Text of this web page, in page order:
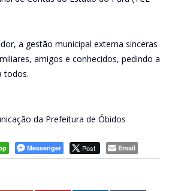
a gestão municipal externa sinceras
amigos e conhecidos, pedindo a
todos.
da Prefeitura de Óbidos
Messenger Post Email